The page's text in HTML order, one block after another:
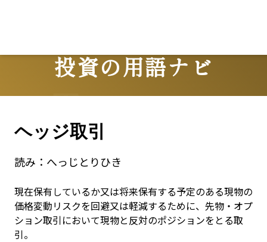
投資の用語ナビ
Terms
ヘッジ取引
読み： へっじとりひき
現在保有しているか又は将来保有する予定のある現物の
価格変動リスクを回避又は軽減するために、先物・オプ
ション取引において現物と反対のポジションをとる取
引。